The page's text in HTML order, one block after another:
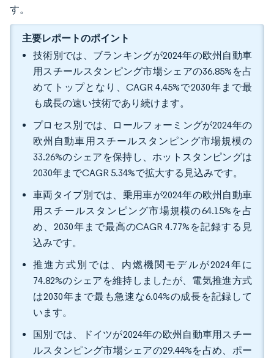
す。
主要レポートのポイント
技術別では、ブランキングが2024年の欧州自動車
用スチールスタンピング市場シェアの36.85%を占
めてトップとなり、CAGR 4.45%で2030年まで最
も成長の速い技術であり続けます。
プロセス別では、ロールフォーミングが2024年の
欧州自動車用スチールスタンピング市場規模の
33.26%のシェアを保持し、ホットスタンピングは
2030年までCAGR 5.34%で拡大する見込みです。
車両タイプ別では、乗用車が2024年の欧州自動車
用スチールスタンピング市場規模の64.15%を占
め、2030年まで最高のCAGR 4.77%を記録する見
込みです。
推進方式別では、内燃機関モデルが2024年に
74.82%のシェアを維持しましたが、電気推進方式
は2030年まで最も急速な6.04%の成長を記録して
います。
国別では、ドイツが2024年の欧州自動車用スチー
ルスタンピング市場シェアの29.44%を占め、ポー